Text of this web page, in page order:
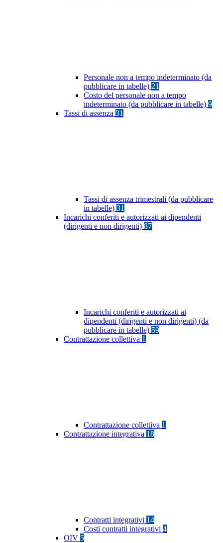
Personale non a tempo indeterminato (da
pubblicare in tabelle) 21
Costo del personale non a tempo
indeterminato (da pubblicare in tabelle) 9
Tassi di assenza 31
Tassi di assenza trimestrali (da pubblicare
in tabelle) 31
Incarichi conferiti e autorizzati ai dipendenti
(dirigenti e non dirigenti) 87
Incarichi conferiti e autorizzati ai
dipendenti (dirigenti e non dirigenti) (da
pubblicare in tabelle) 59
Contrattazione collettiva 1
Contrattazione collettiva 1
Contrattazione integrativa 18
Contratti integrativi 14
Costi contratti integrativi 4
OIV 5